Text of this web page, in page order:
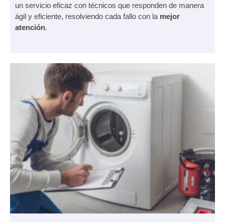
un servicio eficaz con técnicos que responden de manera
ágil y eficiente, resolviendo cada fallo con la mejor
atención.